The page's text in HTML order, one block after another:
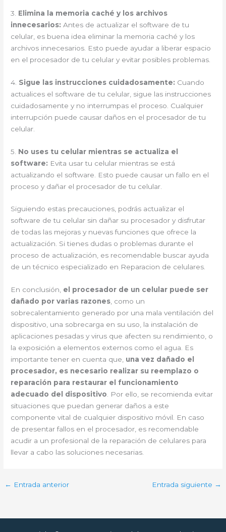
3. Elimina la memoria caché y los archivos
innecesarios: Antes de actualizar el software de tu
celular, es buena idea eliminar la memoria caché y los
archivos innecesarios. Esto puede ayudar a liberar espacio
en el procesador de tu celular y evitar posibles problemas.
4. Sigue las instrucciones cuidadosamente: Cuando
actualices el software de tu celular, sigue las instrucciones
cuidadosamente y no interrumpas el proceso. Cualquier
interrupción puede causar daños en el procesador de tu
celular.
5. No uses tu celular mientras se actualiza el
software: Evita usar tu celular mientras se está
actualizando el software. Esto puede causar un fallo en el
proceso y dañar el procesador de tu celular.
Siguiendo estas precauciones, podrás actualizar el
software de tu celular sin dañar su procesador y disfrutar
de todas las mejoras y nuevas funciones que ofrece la
actualización. Si tienes dudas o problemas durante el
proceso de actualización, es recomendable buscar ayuda
de un técnico especializado en Reparacion de celulares.
En conclusión, el procesador de un celular puede ser
dañado por varias razones, como un
sobrecalentamiento generado por una mala ventilación del
dispositivo, una sobrecarga en su uso, la instalación de
aplicaciones pesadas y virus que afecten su rendimiento, o
la exposición a elementos externos como el agua. Es
importante tener en cuenta que, una vez dañado el
procesador, es necesario realizar su reemplazo o
reparación para restaurar el funcionamiento
adecuado del dispositivo. Por ello, se recomienda evitar
situaciones que puedan generar daños a este
componente vital de cualquier dispositivo móvil. En caso
de presentar fallos en el procesador, es recomendable
acudir a un profesional de la reparación de celulares para
llevar a cabo las soluciones necesarias.
← Entrada anterior Entrada siguiente →